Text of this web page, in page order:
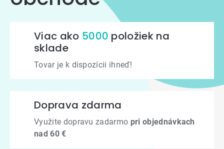
Viac ako 5000 položiek na
sklade
Tovar je k dispozícii ihneď!
Doprava zdarma
Využite dopravu zadarmo pri objednávkach
nad 60 €